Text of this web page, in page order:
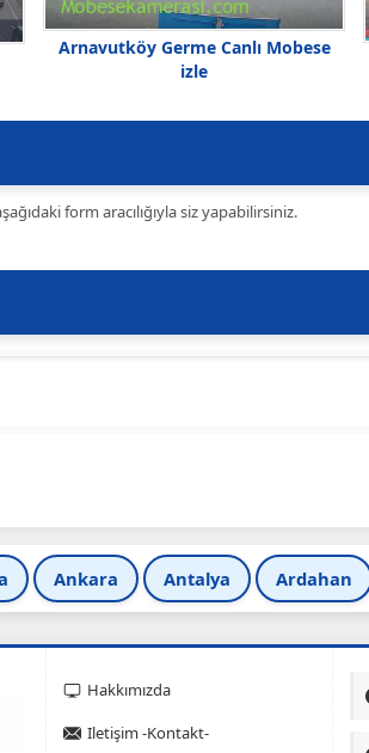
Arnavutköy Germe Canlı Mobese
izle
form aracılığıyla siz yapabilirsiniz.
Ankara Antalya Ardahan
Hakkımızda
Iletişim -Kontakt-